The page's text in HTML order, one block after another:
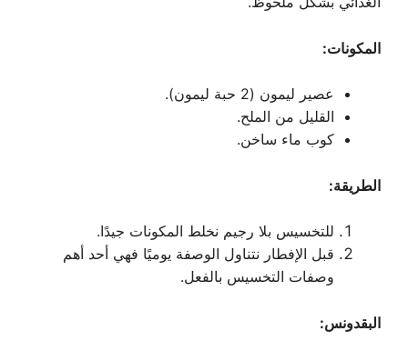
المكونات:
عصير ليمون (2 حبة ليمون).
القليل من الملح.
كوب ماء ساخن.
الطريقة:
للتخسيس بلا رجيم نخلط المكونات جيدًا.
قبل الإفطار نتناول الوصفة يوميًا فهي أحد أهم
وصفات التخسيس بالفعل.
البقدونس: